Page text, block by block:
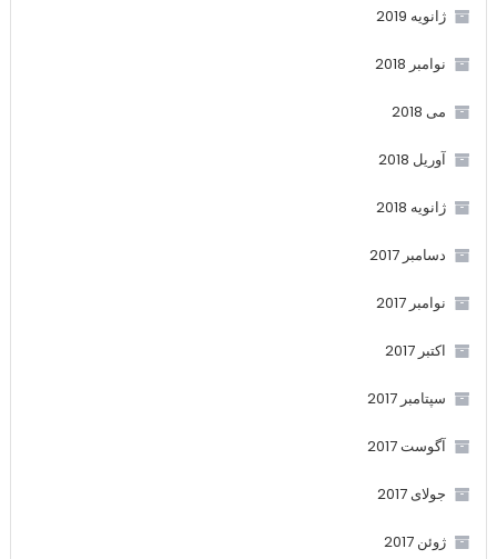
ژانویه 2019
نوامبر 2018
می 2018
آوریل 2018
ژانویه 2018
دسامبر 2017
نوامبر 2017
اکتبر 2017
سپتامبر 2017
آگوست 2017
جولای 2017
ژوئن 2017